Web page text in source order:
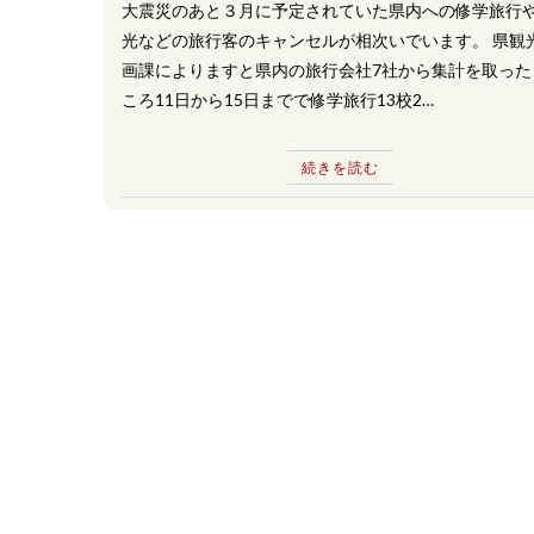
大震災のあと３月に予定されていた県内への修学旅行
光などの旅行客のキャンセルが相次いでいます。 県観
画課によりますと県内の旅行会社7社から集計を取った
ころ11日から15日までで修学旅行13校2…
続きを読む